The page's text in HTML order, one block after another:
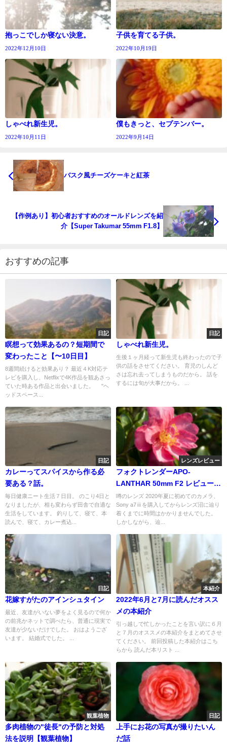
抱っこでしか寝ない決意。
2022年12月10日
子供を育てる子供。
2022年10月19日
しゃべれ新生児。
2022年10月11日
僕もきっと、セプテンバー。
2022年9月14日
バスク風チーズケーキと紅茶
【作例あり】初心者おすすめのオールドレンズを紹
介【Super Takumar 55mm F1.8】
おすすめの記事
日記
瞑想って効果あるの？短期間で
変わったこと【〜10日目】
8週間続けると効果あり？ 最近４K対応テ
レビを購入し、Netflixで4K作品を観あさっ
ていた時ある作品と出会いました。 "ヘ
ッドスペース...
日記
しゃべれ新生児。
生後１ヶ月経って新生児も終わったので子
供の話をさせてください。 育児のしんど
さは忘れ去ってしまうものだから。 話を
するには旬が大事だから。 ...
日記
カレーってスパイスから作る必
要ある？話。
毎日健康ニート生活７日目。 のこり4日と
なりましたが、相も変わらず田舎で自適な
生活をしています。 釣りして、寝て、本
読んで、寝て、カレー煮込...
レンズレビュー
フォクトレンダーAPO-
LANTHAR 50mm F2 レビュー
【作例あり】
噂のレンズ 2020年夏に初めてのカメラ、
Sony a7ⅲを購入してからレンズ沼に辿り
着くまでに時間はかかりませんでした。
しかしながら、辿...
日記
花嫁すがたのアインシュタイン
最近、友達がいない夢をよく見るので何か
の前兆かネットで調べたら、普通に現実で
友達が少ないだけでした。 おはようござ
います。 結婚式でした。 ...
本紹介
2022年6月と7月に読んだオスス
メの本紹介
引っ越しで忙しかったことを言い訳に６月
と７月のオススメの本紹介をまとめてさせ
てください。 前回投稿した本紹介はこち
らから 読んだ本リスト ...
観葉植物
多肉植物の"徒長"の予防と対処
法を説明【観葉植物】
日記
上手にお花の写真が撮りたいん
だ話